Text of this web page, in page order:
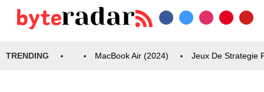
TRENDING MacBook Air (2024) Jeux De Strategie